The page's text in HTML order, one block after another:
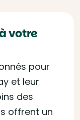
votre
pour
et leur
des
offrent un